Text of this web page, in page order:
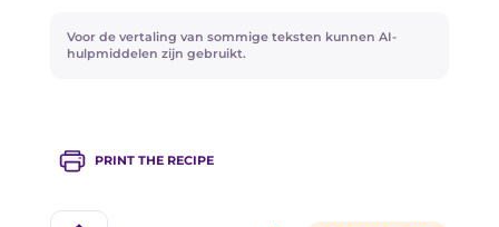
De gebrande citroenpoeder is optioneel.
Voor de vertaling van sommige teksten kunnen AI-
hulpmiddelen zijn gebruikt.
PRINT THE RECIPE